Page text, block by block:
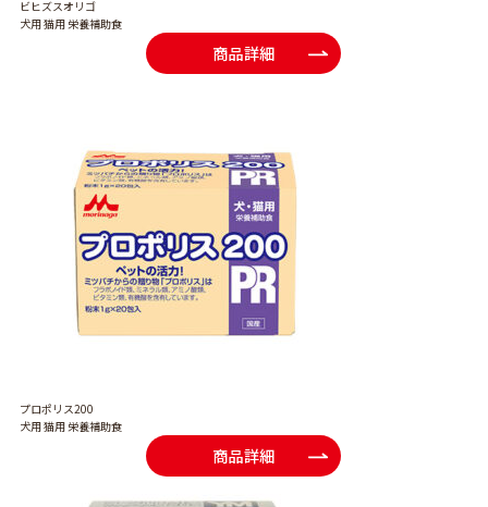
ビヒズスオリゴ
犬用 猫用 栄養補助食
商品詳細
プロポリス200
犬用 猫用 栄養補助食
商品詳細